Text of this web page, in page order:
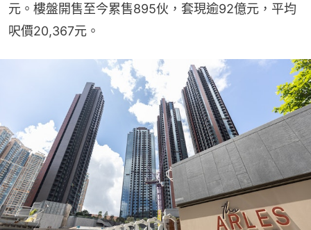
元。樓盤開售至今累售895伙，套現逾92億元，平均
呎價20,367元。